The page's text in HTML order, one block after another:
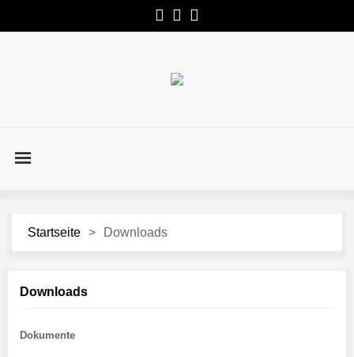
Startseite > Downloads
Downloads
Dokumente